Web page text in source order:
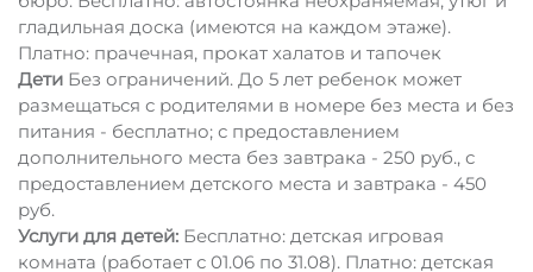
гладильная доска (имеются на каждом этаже).
Платно: прачечная, прокат халатов и тапочек
Дети Без ограничений. До 5 лет ребенок может
размещаться с родителями в номере без места и без
питания - бесплатно; с предоставлением
дополнительного места без завтрака - 250 руб., с
предоставлением детского места и завтрака - 450
руб.
Услуги для детей: Бесплатно: детская игровая
комната (работает с 01.06 по 31.08). Платно: детская